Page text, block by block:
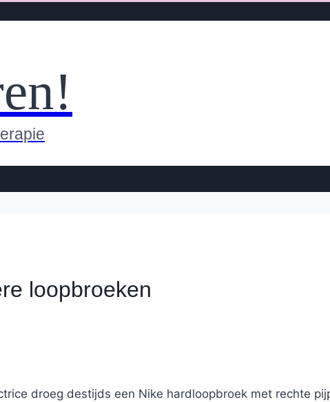
loopbroeken
droeg destijds een Nike hardloopbroek met rechte